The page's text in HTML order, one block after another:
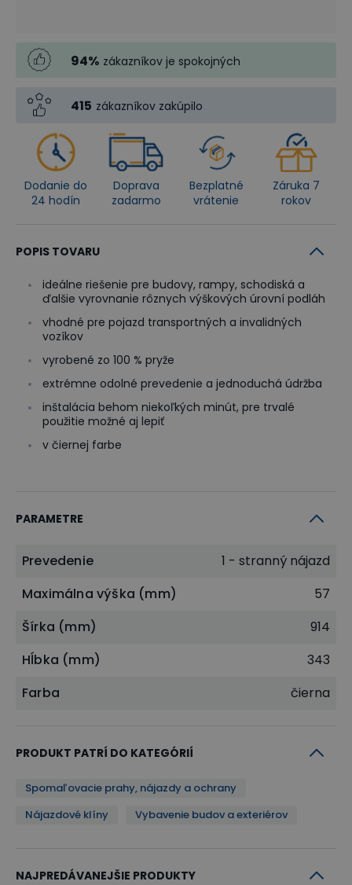
94% zákazníkov je spokojných
415 zákazníkov zakúpilo
Dodanie do
24 hodín
Doprava
zadarmo
Bezplatné
vrátenie
Záruka 7
rokov
POPIS TOVARU
ideálne riešenie pre budovy, rampy, schodiská a
ďalšie vyrovnanie rôznych výškových úrovní podláh
vhodné pre pojazd transportných a invalidných
vozíkov
vyrobené zo 100 % pryže
extrémne odolné prevedenie a jednoduchá údržba
inštalácia behom niekoľkých minút, pre trvalé
použitie možné aj lepiť
v čiernej farbe
PARAMETRE
Prevedenie
1 - stranný nájazd
Maximálna výška (mm)
57
Šírka (mm)
914
Hĺbka (mm)
343
Farba
čierna
PRODUKT PATRÍ DO KATEGÓRIÍ
Spomaľovacie prahy, nájazdy a ochrany
Nájazdové klíny
Vybavenie budov a exteriérov
NAJPREDÁVANEJŠIE PRODUKTY